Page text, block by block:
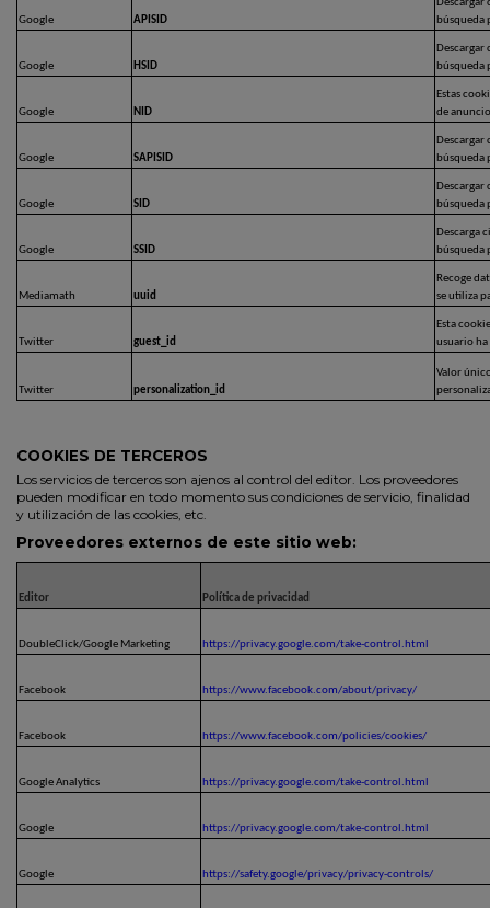
Google APISID
Descargar
búsqueda
Google HSID
Descargar
búsqueda
Google NID
Estas
de
Google SAPISID
Descargar
búsqueda
Google SID
Descargar
búsqueda
Google SSID
Descarga
búsqueda
Mediamath uuid
Recoge
se utiliza
Twitter guest_id
Esta
usuario
Twitter personalization_id
Valor
COOKIES DE TERCEROS
Los servicios de terceros son ajenos al control del editor. Los proveedores
pueden modificar en todo momento sus condiciones de servicio, finalidad
y utilización de las cookies, etc.
Proveedores externos de este sitio web:
Editor Política de privacidad
DoubleClick/Google Marketing https://privacy.google.com/take-control.html
Facebook https://www.facebook.com/about/privacy/
Facebook https://www.facebook.com/policies/cookies/
Google Analytics https://privacy.google.com/take-control.html
Google https://privacy.google.com/take-control.html
Google https://safety.google/privacy/privacy-controls/